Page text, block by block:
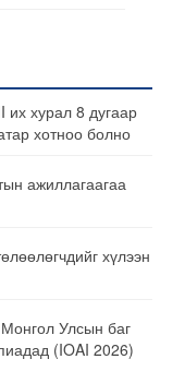
хурал 8 дугаар
хотноо болно
ажиллагаагаа
хүлээн
Улсын баг
(IOAI 2026)